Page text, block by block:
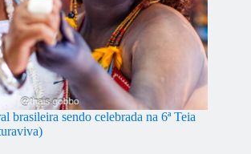
brasileira sendo celebrada na 6ª Teia